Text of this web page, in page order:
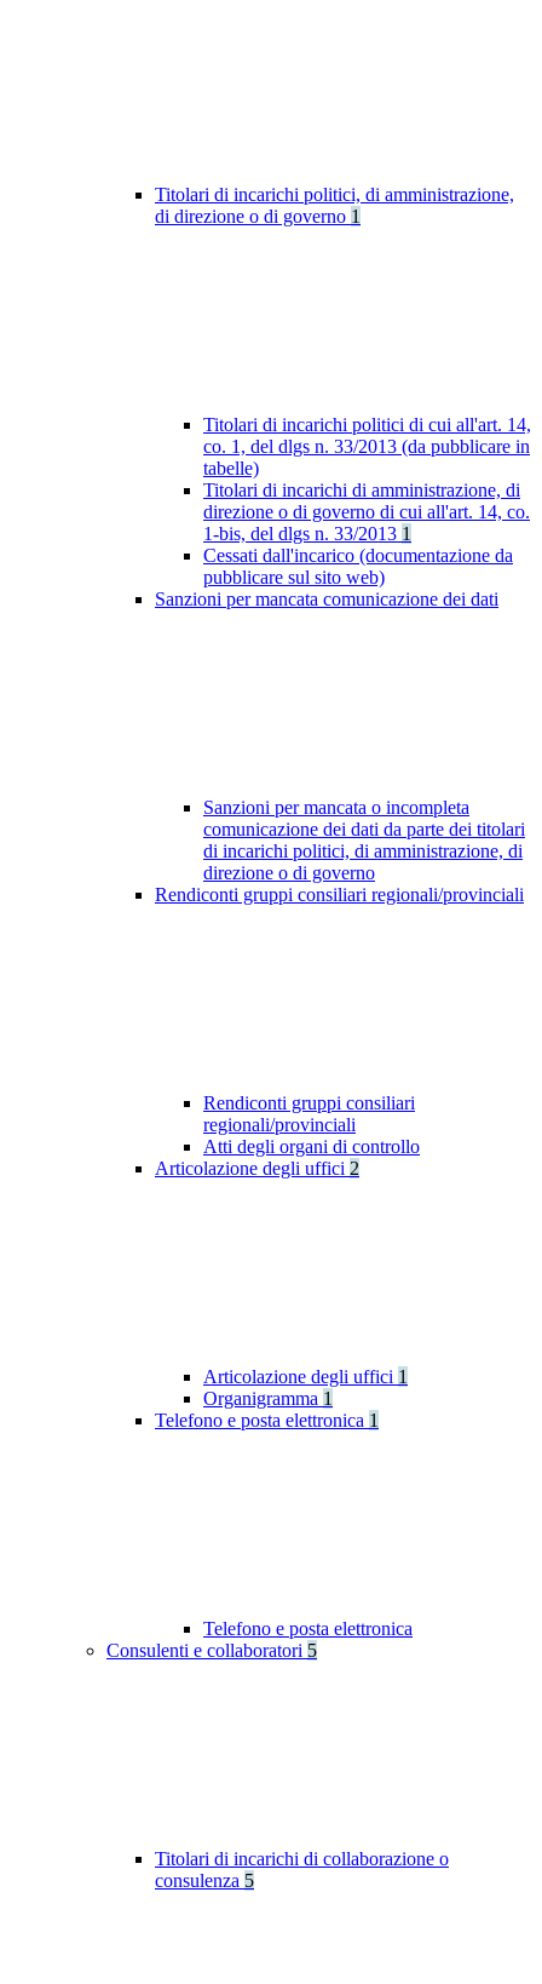
Titolari di incarichi politici, di amministrazione,
di direzione o di governo 1
Titolari di incarichi politici di cui all'art. 14,
co. 1, del dlgs n. 33/2013 (da pubblicare in
tabelle)
Titolari di incarichi di amministrazione, di
direzione o di governo di cui all'art. 14, co.
1-bis, del dlgs n. 33/2013 1
Cessati dall'incarico (documentazione da
pubblicare sul sito web)
Sanzioni per mancata comunicazione dei dati
Sanzioni per mancata o incompleta
comunicazione dei dati da parte dei titolari
di incarichi politici, di amministrazione, di
direzione o di governo
Rendiconti gruppi consiliari regionali/provinciali
Rendiconti gruppi consiliari
regionali/provinciali
Atti degli organi di controllo
Articolazione degli uffici 2
Articolazione degli uffici 1
Organigramma 1
Telefono e posta elettronica 1
Telefono e posta elettronica
Consulenti e collaboratori 5
Titolari di incarichi di collaborazione o
consulenza 5